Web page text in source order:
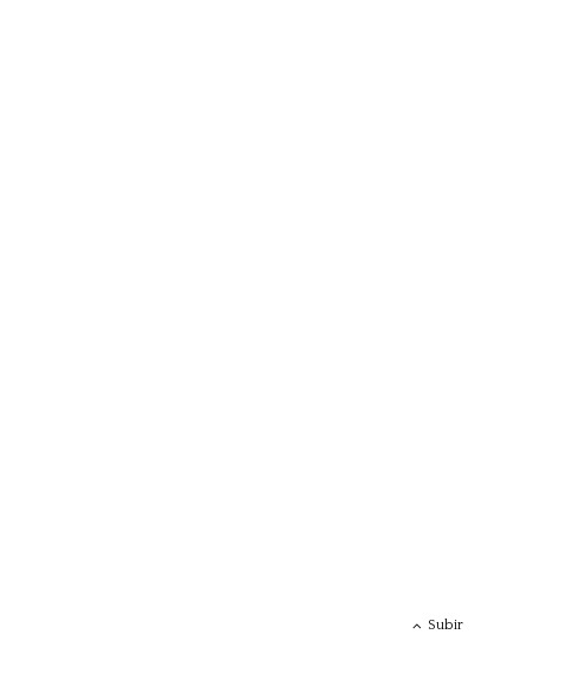
Subir